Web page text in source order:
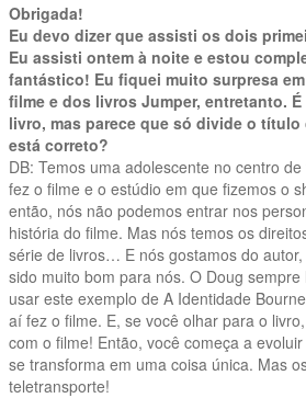
Obrigada!
Eu devo dizer que assisti os dois
Eu assisti ontem à noite e estou
fantástico! Eu fiquei muito surpresa
filme e dos livros Jumper, entretanto.
livro, mas parece que só divide o título
está correto?
DB: Temos uma adolescente no centro
fez o filme e o estúdio em que fizemos o
então, nós não podemos entrar nos
história do filme. Mas nós temos os
série de livros… E nós gostamos do
sido muito bom para nós. O Doug
usar este exemplo de A Identidade
aí fez o filme. E, se você olhar para o
com o filme! Então, você começa a
se transforma em uma coisa única. Mas
teletransporte!